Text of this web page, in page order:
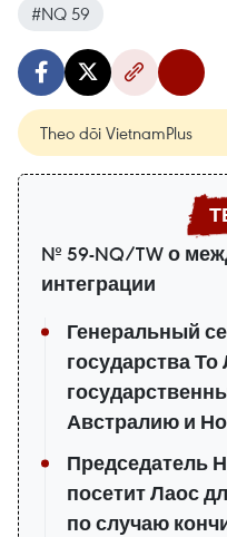
#NQ 59
Theo dõi VietnamPlus
№ 59-NQ/TW о
интеграции
Генеральный
государства
Австралию и
Председатель
посетит Лаос
по случаю